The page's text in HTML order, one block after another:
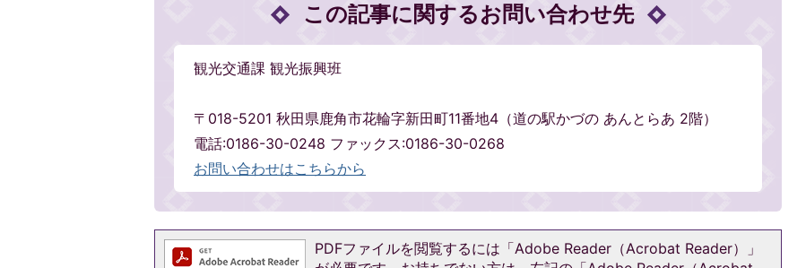
この記事に関するお問い合わせ先
観光交通課 観光振興班
〒018-5201 秋田県鹿角市花輪字新田町11番地4（道の駅かづの あんとらあ 2階）
電話:0186-30-0248 ファックス:0186-30-0268
お問い合わせはこちらから
PDFファイルを閲覧するには「Adobe Reader（Acrobat Reader）」